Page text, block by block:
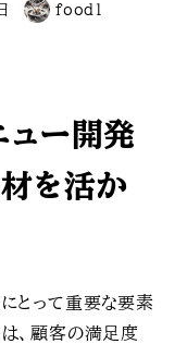
著
food1
ュー開発
を活か
とって重要な要素
、顧客の満足度